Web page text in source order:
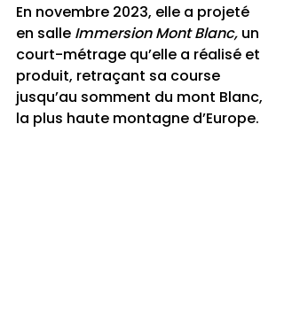
En novembre 2023, elle a projeté
en salle Immersion Mont Blanc, un
court-métrage qu’elle a réalisé et
produit, retraçant sa course
jusqu’au somment du mont Blanc,
la plus haute montagne d’Europe.